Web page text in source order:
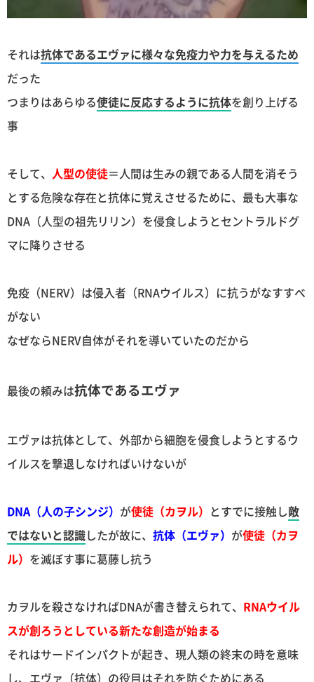
それは抗体であるエヴァに様々な免疫力や力を与えるため
だった
つまりはあらゆる使徒に反応するように抗体を創り上げる
事
そして、 人型の使徒＝人間は生みの親である人間を消そう
とする危険な存在と抗体に覚えさせるために、最も大事な
DNA（人型の祖先リリン）を侵食しようとセントラルドグ
マに降りさせる
免疫（NERV）は侵入者（RNAウイルス）に抗うがなすすべ
がない
なぜならNERV自体がそれを導いていたのだから
最後の頼みは抗体であるエヴァ
エヴァは抗体として、外部から細胞を侵食しようとするウ
イルスを撃退しなければいけないが
DNA（人の子シンジ） が使徒（カヲル） とすでに接触し敵
ではないと認識したが故に、 抗体（エヴァ） が使徒（カヲ
ル） を滅ぼす事に葛藤し抗う
カヲルを殺さなければDNAが書き替えられて、 RNAウイル
スが創ろうとしている新たな創造が始まる
それはサードインパクトが起き、現人類の終末の時を意味
し、エヴァ（抗体）の役目はそれを防ぐためにある